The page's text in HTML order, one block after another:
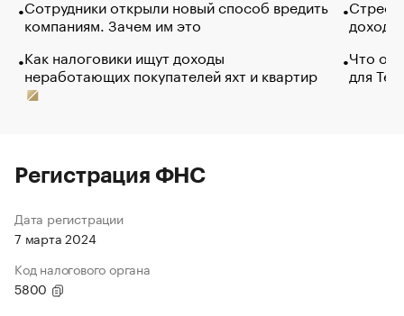
Сотрудники открыли новый способ вредить
компаниям. Зачем им это
Как налоговики ищут доходы
неработающих покупателей яхт и квартир
Что
для
Регистрация ФНС
Дата регистрации
7 марта 2024
Код налогового органа
5800